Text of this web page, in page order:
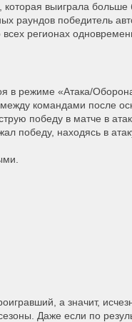
выиграла
раундов победитель
регионах
в режиме «Атака/
командами после
победу в матче в
победу, находясь в
а значит,
Даже если по